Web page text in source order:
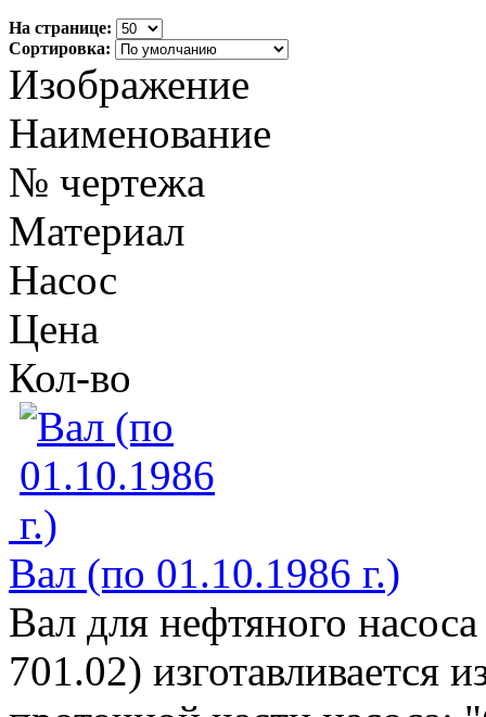
На странице:
Сортировка:
Изображение
Наименование
№ чертежа
Материал
Насос
Цена
Кол-во
Вал (по 01.10.1986 г.)
Вал для нефтяного
701.02) изготавливается